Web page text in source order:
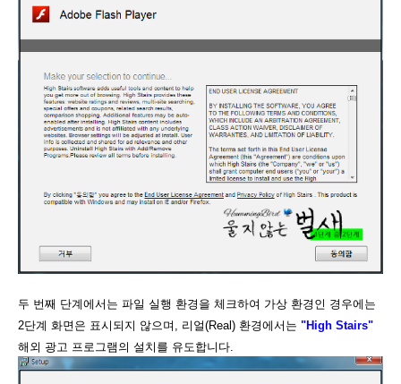
두 번째 단계에서는 파일 실행 환경을 체크하여 가상 환경인 경우에는
2단계 화면은 표시되지 않으며, 리얼(Real) 환경에서는 "High Stairs"
해외 광고 프로그램의 설치를 유도합니다.